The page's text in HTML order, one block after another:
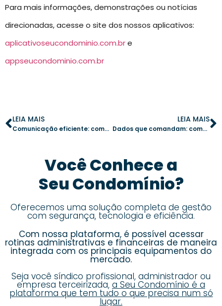
Para mais informações, demonstrações ou notícias
direcionadas, acesse o site dos nossos aplicativos:
aplicativoseucondominio.com.bre
appseucondominio.com.br
LEIA MAIS
Comunicação eficiente: como o informativo mensal fortalece a gestão e aproxima moradores
LEIA MAIS
Dados que comandam: como os indicadores mudam a forma de gerir um condomínio
Você Conhece a
Seu Condomínio?
Oferecemos uma solução completa de gestão
com segurança, tecnologia e eficiência.
Com nossa plataforma, é possível acessar
rotinas administrativas e financeiras de maneira
integrada com os principais equipamentos do
mercado.
Seja você síndico profissional, administrador ou
empresa terceirizada, a Seu Condomínio é a
plataforma que tem tudo o que precisa num só
lugar.